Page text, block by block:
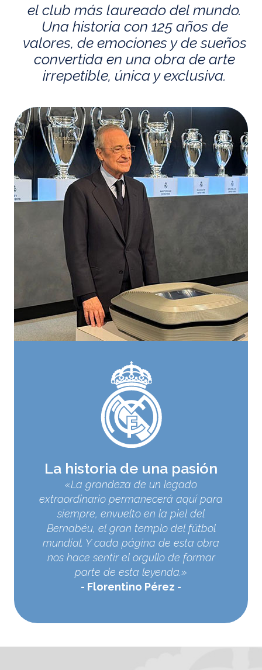
el club más laureado del mundo.
Una historia con 125 años de
valores, de emociones y de sueños
convertida en una obra de arte
irrepetible, única y exclusiva.
La historia de una pasión
«La grandeza de un legado
extraordinario permanecerá aquí para
siempre, envuelto en la piel del
Bernabéu, el gran templo del fútbol
mundial. Y cada página de esta obra
nos hace sentir el orgullo de formar
parte de esta leyenda.»
Florentino Pérez